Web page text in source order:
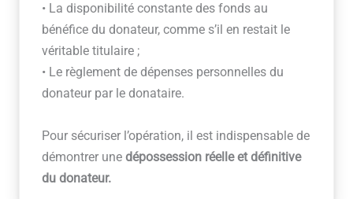
• La disponibilité constante des fonds au
bénéfice du donateur, comme s’il en restait le
véritable titulaire ;
• Le règlement de dépenses personnelles du
donateur par le donataire.
Pour sécuriser l’opération, il est indispensable de
démontrer une dépossession réelle et définitive
du donateur.